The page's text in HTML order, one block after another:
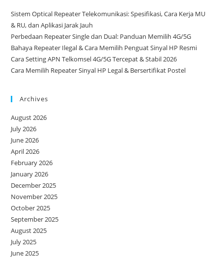
Sistem Optical Repeater Telekomunikasi: Spesifikasi, Cara Kerja MU
& RU, dan Aplikasi Jarak Jauh
Perbedaan Repeater Single dan Dual: Panduan Memilih 4G/5G
Bahaya Repeater Ilegal & Cara Memilih Penguat Sinyal HP Resmi
Cara Setting APN Telkomsel 4G/5G Tercepat & Stabil 2026
Cara Memilih Repeater Sinyal HP Legal & Bersertifikat Postel
Archives
August 2026
July 2026
June 2026
April 2026
February 2026
January 2026
December 2025
November 2025
October 2025
September 2025
August 2025
July 2025
June 2025